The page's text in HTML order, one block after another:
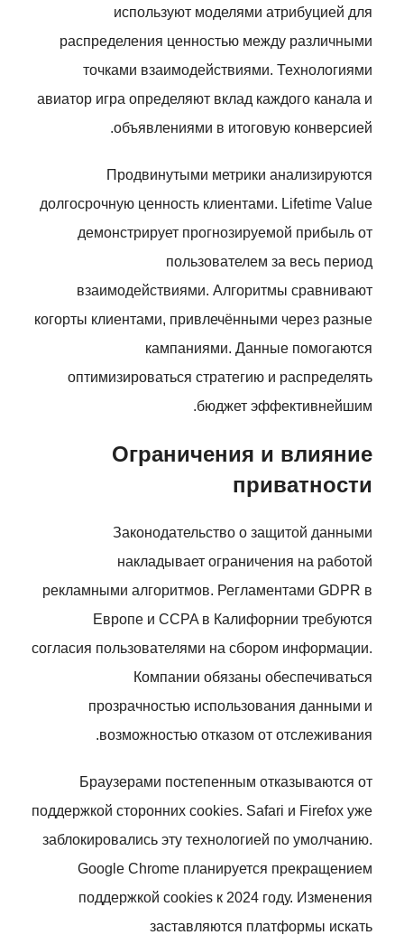
используют моделями атрибуцией для
распределения ценностью между различными
точками взаимодействиями. Технологиями
авиатор игра определяют вклад каждого канала и
объявлениями в итоговую конверсией.
Продвинутыми метрики анализируются
долгосрочную ценность клиентами. Lifetime Value
демонстрирует прогнозируемой прибыль от
пользователем за весь период
взаимодействиями. Алгоритмы сравнивают
когорты клиентами, привлечёнными через разные
кампаниями. Данные помогаются
оптимизироваться стратегию и распределять
бюджет эффективнейшим.
Ограничения и влияние
приватности
Законодательство о защитой данными
накладывает ограничения на работой
рекламными алгоритмов. Регламентами GDPR в
Европе и CCPA в Калифорнии требуются
согласия пользователями на сбором информации.
Компании обязаны обеспечиваться
прозрачностью использования данными и
возможностью отказом от отслеживания.
Браузерами постепенным отказываются от
поддержкой сторонних cookies. Safari и Firefox уже
заблокировались эту технологией по умолчанию.
Google Chrome планируется прекращением
поддержкой cookies к 2024 году. Изменения
заставляются платформы искать